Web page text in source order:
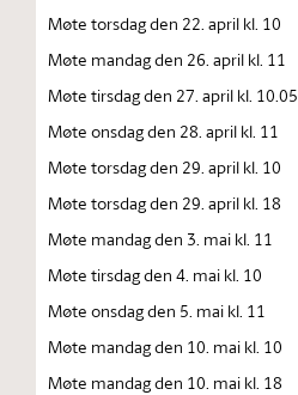
Møte torsdag den 22. april kl. 10
Møte mandag den 26. april kl. 11
Møte tirsdag den 27. april kl. 10.05
Møte onsdag den 28. april kl. 11
Møte torsdag den 29. april kl. 10
Møte torsdag den 29. april kl. 18
Møte mandag den 3. mai kl. 11
Møte tirsdag den 4. mai kl. 10
Møte onsdag den 5. mai kl. 11
Møte mandag den 10. mai kl. 10
Møte mandag den 10. mai kl. 18